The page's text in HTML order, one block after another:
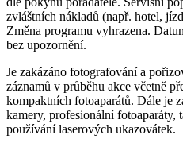
zvláštních nákladů (např. hotel,
Změna programu vyhrazena.
bez upozornění.
Je zakázáno fotografování a
záznamů v průběhu akce včetně
kompaktních fotoaparátů. Dále je
kamery, profesionální fotoaparáty,
používání laserových ukazovátek.